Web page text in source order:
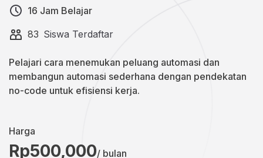
16 Jam Belajar
83 Siswa Terdaftar
Pelajari cara menemukan peluang automasi dan
membangun automasi sederhana dengan pendekatan
no-code untuk efisiensi kerja.
Harga
Rp500,000/ bulan